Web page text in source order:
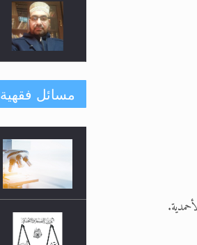
مسائل فقهية